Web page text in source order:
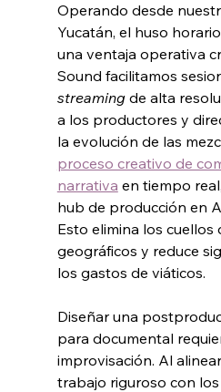
Operando desde
Yucatán, el huso
una ventaja operativa
Sound facilitamos
streaming de alta
a los productores y
la evolución de las
proceso creativo de
narrativa en tiempo
hub de producción en
Esto elimina los cuellos
geográficos y reduce
los gastos de viáticos.
Diseñar una
para documental
improvisación. Al
trabajo riguroso con